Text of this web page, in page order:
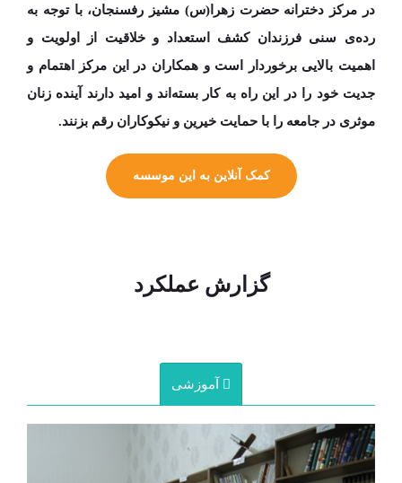
در مرکز دخترانه حضرت زهرا(س) مشیز رفسنجان، با توجه به
رده‌ی سنی فرزندان
کشف استعداد و خلاقیت‌ از
اولویت و
اهمیت بالایی برخوردار است و همکاران در این مرکز اهتمام و
جدیت خود را در این راه به کار بسته‌اند و امید دارند آینده زنان
موثری در جامعه را با حمایت خیرین و نیکوکاران رقم بزنند.
کمک آنلاین به این موسسه
گزارش عملکرد
آموزشی